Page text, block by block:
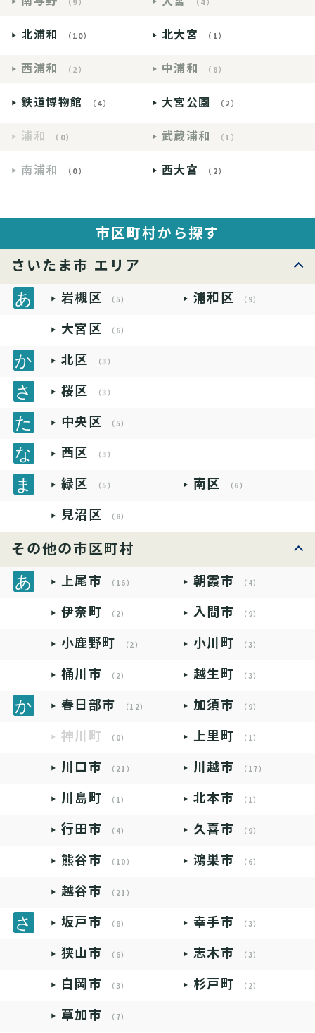
北浦和 （10） 北大宮 （1）
西浦和 （2） 中浦和 （8）
鉄道博物館 （4） 大宮公園 （2）
浦和 （0） 武蔵浦和 （1）
南浦和 （0） 西大宮 （2）
市区町村から探す
さいたま市 エリア
岩槻区 （5） 浦和区 （9）
大宮区 （6）
北区 （3）
桜区 （3）
中央区 （5）
西区 （3）
緑区 （5） 南区 （6）
見沼区 （8）
その他の市区町村
上尾市 （16） 朝霞市 （4）
伊奈町 （2） 入間市 （9）
小鹿野町 （2） 小川町 （3）
桶川市 （2） 越生町 （3）
春日部市 （12） 加須市 （9）
神川町 （0） 上里町 （1）
川口市 （21） 川越市 （17）
川島町 （1） 北本市 （1）
行田市 （4） 久喜市 （9）
熊谷市 （10） 鴻巣市 （6）
越谷市 （21）
坂戸市 （8） 幸手市 （3）
狭山市 （6） 志木市 （3）
白岡市 （3） 杉戸町 （2）
草加市 （7）